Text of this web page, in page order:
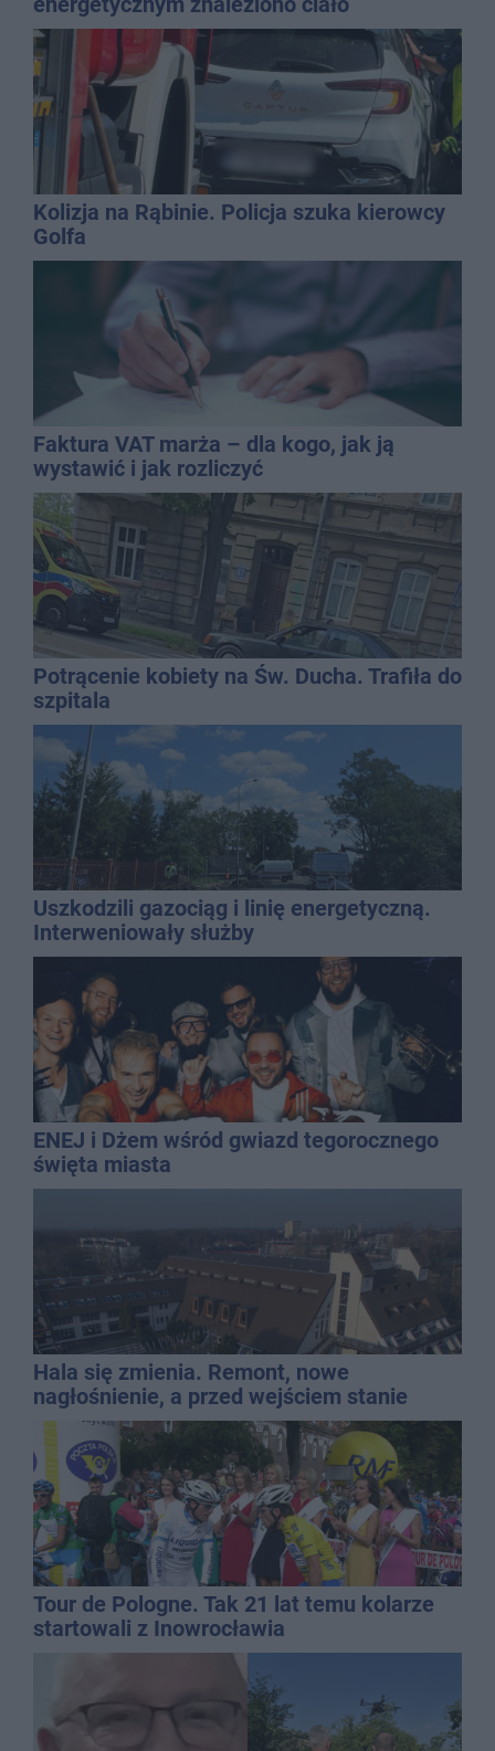
mężczyzny
Kolizja na Rąbinie. Policja szuka kierowcy
Golfa
Faktura VAT marża – dla kogo, jak ją
wystawić i jak rozliczyć
Potrącenie kobiety na Św. Ducha. Trafiła do
szpitala
Uszkodzili gazociąg i linię energetyczną.
Interweniowały służby
ENEJ i Dżem wśród gwiazd tegorocznego
święta miasta
Hala się zmienia. Remont, nowe
nagłośnienie, a przed wejściem stanie
QEMETICA ARENA
Tour de Pologne. Tak 21 lat temu kolarze
startowali z Inowrocławia